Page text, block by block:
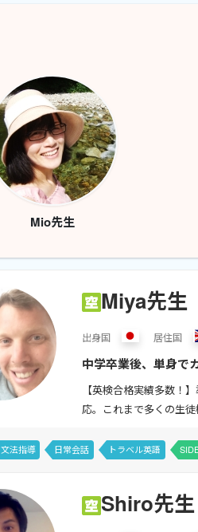
Mio先生
Miya先生
出身国 居住国
中学卒業後、単身で
ことがあります（
【英検合格実績多数！
応。これまで多くの生
文法指導 日常会話 トラベル英語
Shiro先生